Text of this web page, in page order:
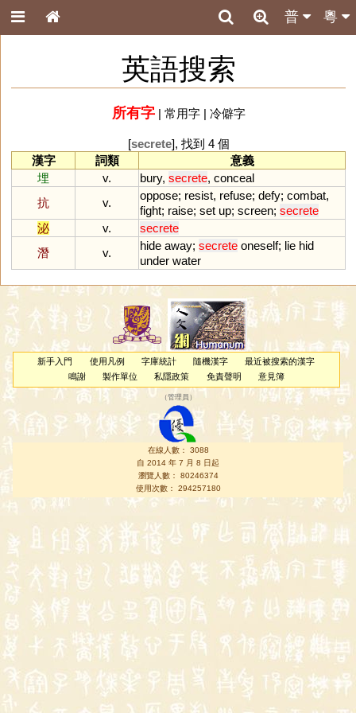
粵
普
英語搜索
所有字| 常用字| 冷僻字
[secrete], 找到 4 個
漢字
詞類
意義
埋
v. bury, secrete, conceal
抗
v.
oppose; resist, refuse; defy; combat,
fight; raise; set up; screen; secrete
泌
v.
secrete
潛
v.
hide away; secrete oneself; lie hid
under water
新手入門 使用凡例 字庫統計 隨機漢字
最近被搜索的漢字
鳴謝
製作單位 私隱政策 免責聲明 意見簿
（管理員 ）
在線人數： 3088
自 2014 年 7 月 8 日起
瀏覽人數： 80246374
使用次數： 294257180